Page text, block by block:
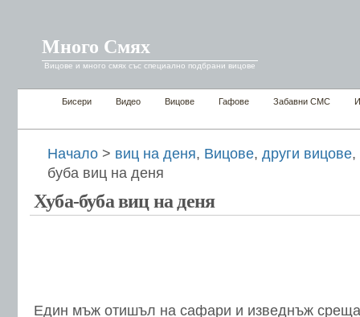
Много Смях
Вицове и много смях със специално подбрани вицове
Бисери Видео Вицове Гафове Забавни СМС
Начало > виц на деня, Вицове, други вицове,
буба виц на деня
Хуба-буба виц на деня
Един мъж отишъл на сафари и изведнъж